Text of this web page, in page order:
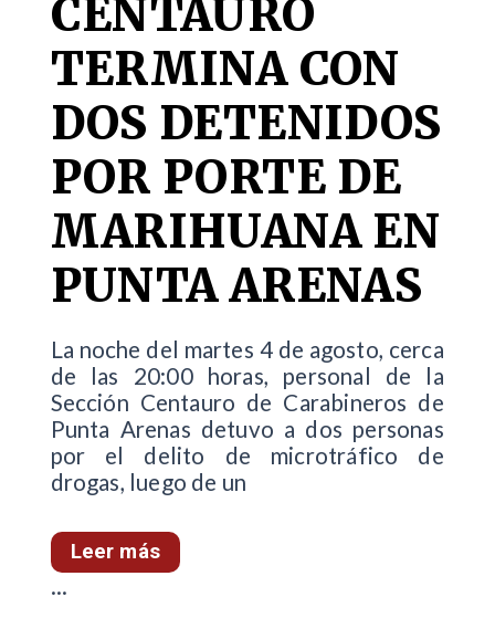
CENTAURO
TERMINA CON
DOS DETENIDOS
POR PORTE DE
MARIHUANA EN
PUNTA ARENAS
La noche del martes 4 de agosto, cerca
de las 20:00 horas, personal de la
Sección Centauro de Carabineros de
Punta Arenas detuvo a dos personas
por el delito de microtráfico de
drogas, luego de un
Leer más
...